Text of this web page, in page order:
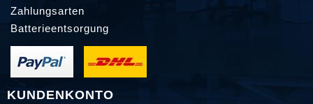
Zahlungsarten
Batterieentsorgung
KUNDENKONTO